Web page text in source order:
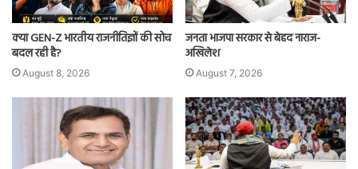
क्या GEN-Z भारतीय राजनीतिज्ञों की सोच
बदल रही है?
August 8, 2026
जनता भाजपा सरकार से बेहद नाराज-
अखिलेश
August 7, 2026